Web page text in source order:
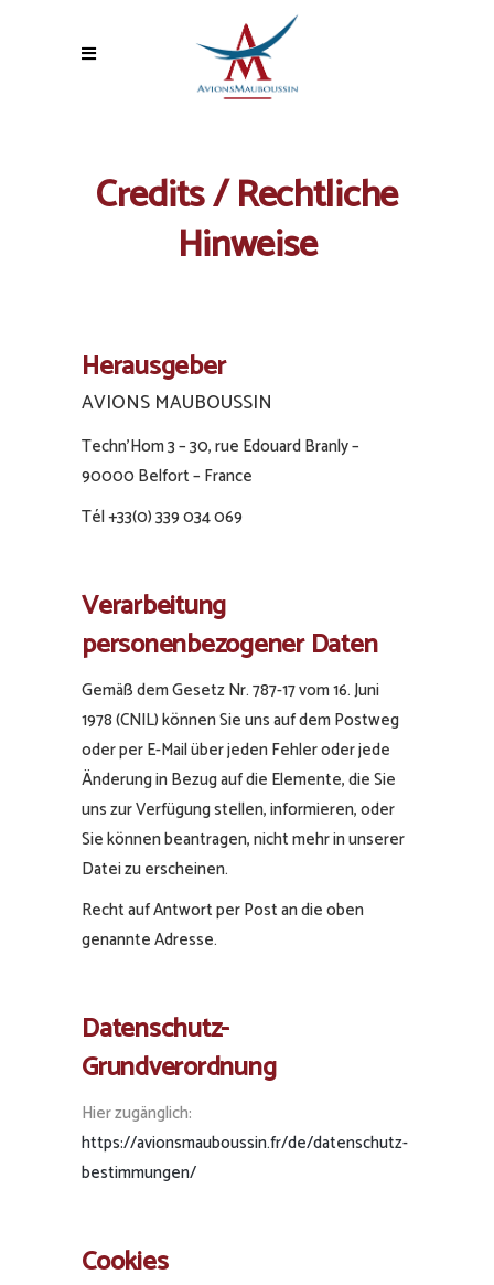
Credits / Rechtliche
Hinweise
Herausgeber
AVIONS MAUBOUSSIN
Techn’Hom 3 – 30, rue Edouard Branly –
90000 Belfort – France
Tél +33(0) 339 034 069
Verarbeitung
personenbezogener Daten
Gemäß dem Gesetz Nr. 787-17 vom 16. Juni
1978 (CNIL) können Sie uns auf dem Postweg
oder per E-Mail über jeden Fehler oder jede
Änderung in Bezug auf die Elemente, die Sie
uns zur Verfügung stellen, informieren, oder
Sie können beantragen, nicht mehr in unserer
Datei zu erscheinen.
Recht auf Antwort per Post an die oben
genannte Adresse.
Datenschutz-
Grundverordnung
Hier zugänglich:
https://avionsmauboussin.fr/de/datenschutz-
bestimmungen/
Cookies